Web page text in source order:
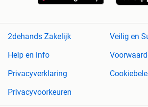
2dehands Zakelijk
Veilig en
Help en info
Privacyverklaring
Privacyvoorkeuren